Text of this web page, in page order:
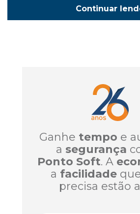
Continuar
Ganhe tempo e
a segurança
Ponto Soft. A
a facilidade
precisa estão